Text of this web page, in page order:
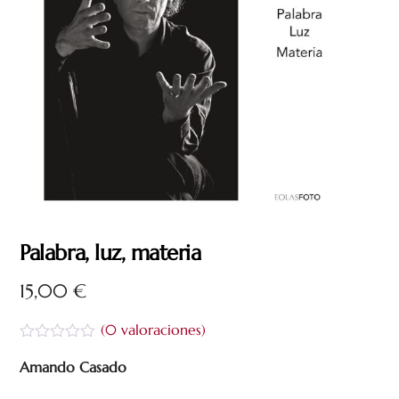
Palabra, luz, materia
15,00€
a
(0valoraciones)
Amando Casado